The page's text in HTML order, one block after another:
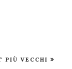
PIÙ VECCHI